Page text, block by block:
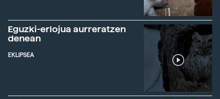
Eguzki-erlojua aurreratzen
denean
EKLIPSEA